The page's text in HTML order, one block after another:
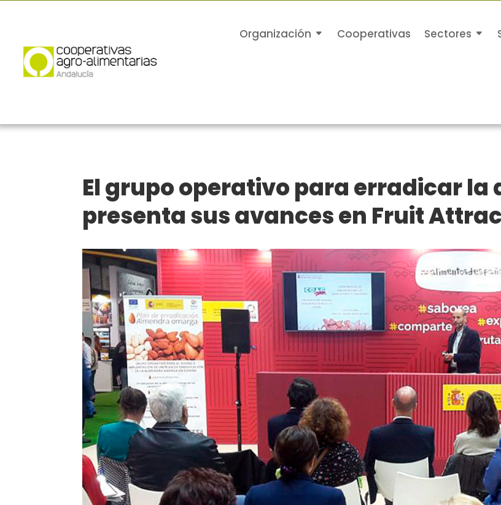
Organización Cooperativas Sectores
El grupo operativo para erradicar
presenta sus avances en Fruit